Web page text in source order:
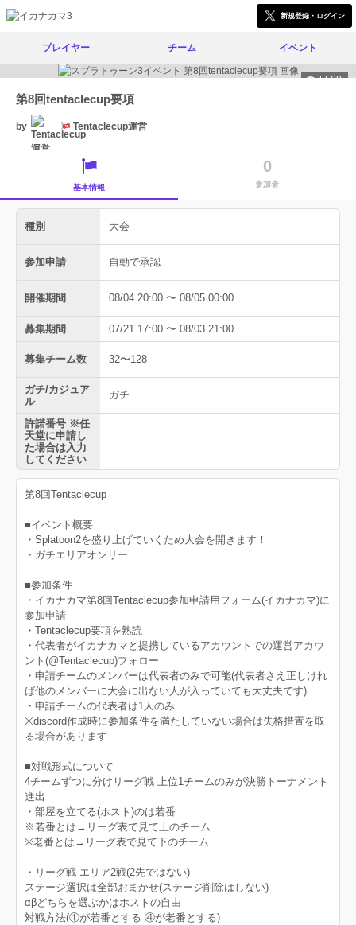
新規登録・ログイン
プレイヤー チーム イベント
5560
第8回tentaclecup要項
by Tentaclecup運営
基本情報
0
参加者
種別 大会
参加申請 自動で承認
開催期間 08/04 20:00 〜 08/05 00:00
募集期間 07/21 17:00 〜 08/03 21:00
募集チーム数 32〜128
ガチ/カジュア
ル
ガチ
許諾番号 ※任
天堂に申請し
た場合は入力
してください
第8回Tentaclecup
■イベント概要
・Splatoon2を盛り上げていくため大会を開きます！
・ガチエリアオンリー
■参加条件
・イカナカマ第8回Tentaclecup参加申請用フォーム(イカナカマ)に
参加申請
・Tentaclecup要項を熟読
・代表者がイカナカマと提携しているアカウントでの運営アカウ
ント(@Tentaclecup)フォロー
・申請チームのメンバーは代表者のみで可能(代表者さえ正しけれ
ば他のメンバーに大会に出ない人が入っていても大丈夫です)
・申請チームの代表者は1人のみ
※discord作成時に参加条件を満たしていない場合は失格措置を取
る場合があります
■対戦形式について
4チームずつに分けリーグ戦 上位1チームのみが決勝トーナメント
進出
・部屋を立てる(ホスト)のは若番
※若番とは→リーグ表で見て上のチーム
※老番とは→リーグ表で見て下のチーム
・リーグ戦 エリア2戦(2先ではない)
ステージ選択は全部おまかせ(ステージ削除はしない)
αβどちらを選ぶかはホストの自由
対戦方法(①が若番とする ④が老番とする)